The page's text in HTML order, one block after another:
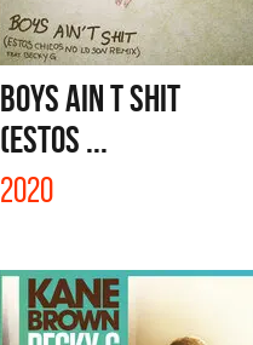
BOYS AIN T SHIT
(ESTOS ...
2020